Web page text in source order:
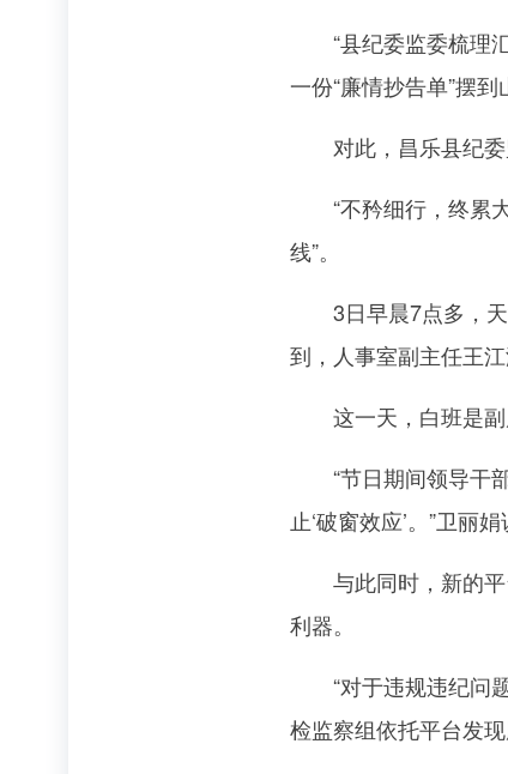
“县纪委监委梳理汇
一份“廉情抄告单”摆
对此，昌乐县纪委
“不矜细行，终累大
线”。
3日早晨7点多，天
到，人事室副主任王江
这一天，白班是副
“节日期间领导干部
止‘破窗效应’。”卫丽娟
与此同时，新的平
利器。
“对于违规违纪问题
检监察组依托平台发